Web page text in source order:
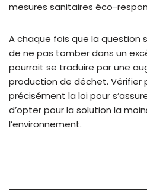
mesures sanitaires éco-
A chaque fois que la question
de ne pas tomber dans un
pourrait se traduire par une
production de déchet. Vérifier
précisément la loi pour
d’opter pour la solution la
l’environnement.